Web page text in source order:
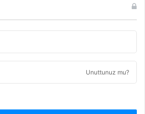
Unuttunuz mu?